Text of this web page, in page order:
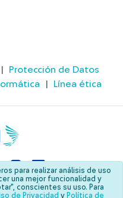
para realizar análisis de uso
una mejor funcionalidad y
conscientes su uso. Para
de Privacidad y Política de
| Protección de Datos
| Línea ética
2026